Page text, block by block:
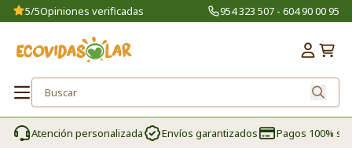
5/5Opiniones verificadas 954 323 507 - 604 90 00 95
Atención personalizada Envíos garantizados Pagos 100%